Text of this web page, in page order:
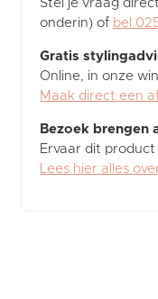
Stel je vraag
onderin) of bel
Gratis
Online, in onze
Maak direct een
Bezoek brengen
Ervaar dit
Lees hier alles